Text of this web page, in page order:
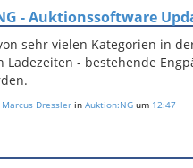
- Auktionssoftware
sehr vielen Kategorien in
Ladezeiten - bestehende
Marcus Dressler in Auktion:NG um 12:47